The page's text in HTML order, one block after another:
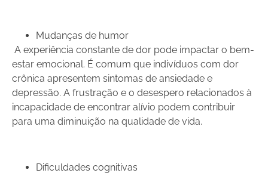
Mudanças de humor
A experiência constante de dor pode impactar o bem-
estar emocional. É comum que indivíduos com dor
crônica apresentem sintomas de ansiedade e
depressão. A frustração e o desespero relacionados à
incapacidade de encontrar alívio podem contribuir
para uma diminuição na qualidade de vida.
Dificuldades cognitivas